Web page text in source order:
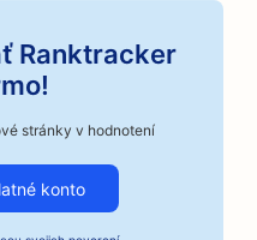
Ranktracker
stránky v hodnotení
konto